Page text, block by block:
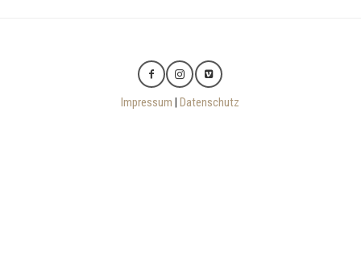
Impressum |Datenschutz